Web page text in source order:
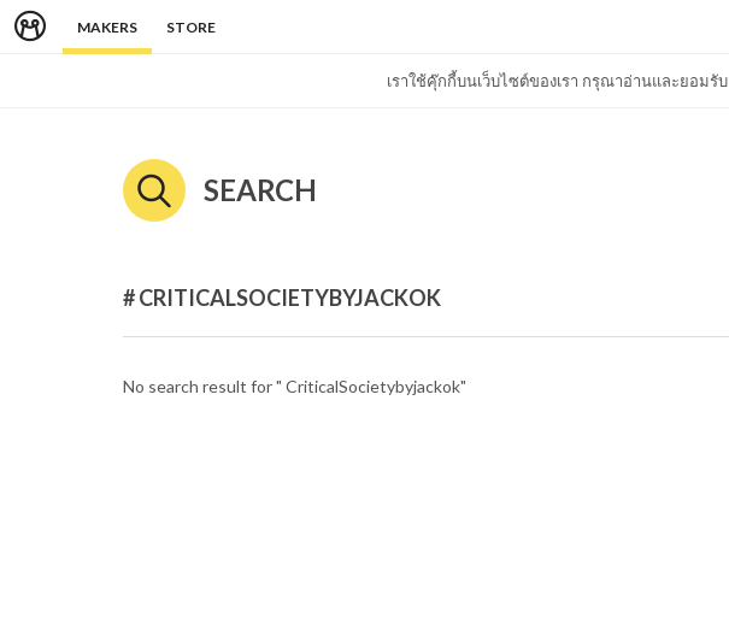
MAKERS STORE
เราใช้คุ๊กกี้บนเว็บไซต์ของเรา กรุณาอ่านและยอมรับ
SEARCH
# CRITICALSOCIETYBYJACKOK
No search result for " CriticalSocietybyjackok"